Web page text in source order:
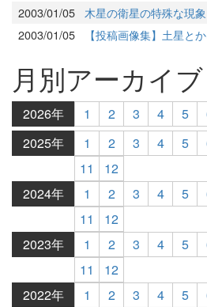
2003/01/05 木星の衛星の特殊な現象
2003/01/05
【投稿画像集】土星と
月別アーカイブ
2026年 1 2 3 4 5
2025年
1 2 3 4 5
11
12
2024年
1 2 3 4 5
11
12
2023年
1 2 3 4 5
11
12
2022年
1 2 3 4 5